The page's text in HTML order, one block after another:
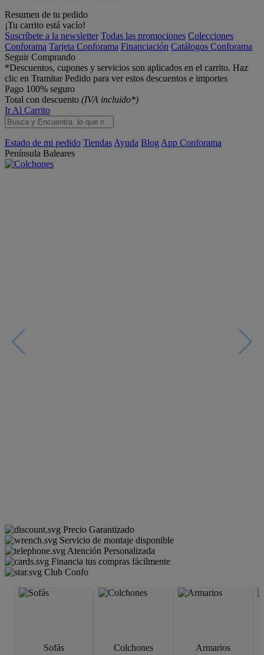
Resumen de tu pedido
¡Tu carrito está vacío!
Suscríbete a la newsletter Todas las promociones Colecciones
Conforama Tarjeta Conforama Financiación Catálogos Conforama
Seguir Comprando
*Descuentos, cupones y servicios son aplicados en el carrito. Haz
clic en Tramitar Pedido para ver estos descuentos e importes
Pago 100% seguro
Total con descuento (IVA incluido*)
Ir Al Carrito
Estado de mi pedido Tiendas Ayuda Blog App Conforama
Península Baleares
Precio Garantizado
Servicio de montaje disponible
Atención Personalizada
Financia tus compras fácilmente
Club Confo
Sofás Colchones Armarios